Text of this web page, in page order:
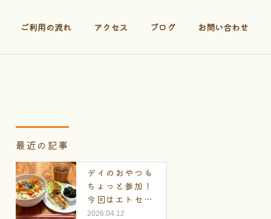
ご利用の流れ アクセス ブログ お問い合わせ
最近の記事
デイのおやつも
ちょっと参加！
今回はエトセト
ラ
2026.04.12